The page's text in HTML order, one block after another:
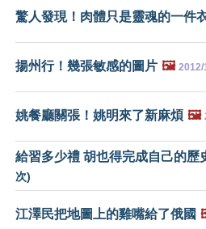
驚人發現！肉體只是靈魂的一件
揚州行！幾張敏感的圖片 🖼️ 2012/
姚餐廳關張！姚明來了新麻煩 🖼️
給習多少禮 胡也得完成自己的歷
次)
江澤民把地圖上的雞嘴給了俄國